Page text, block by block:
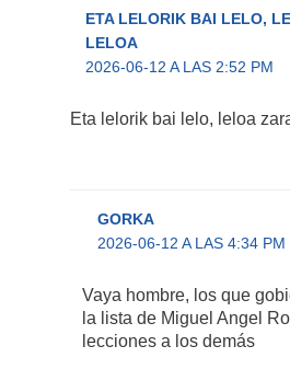
ETA LELORIK BAI LELO,
LELOA
2026-06-12 A LAS 2:52 PM
Eta lelorik bai lelo, leloa
GORKA
2026-06-12 A LAS 4:34 PM
Vaya hombre, los que
la lista de Miguel Angel
lecciones a los demás